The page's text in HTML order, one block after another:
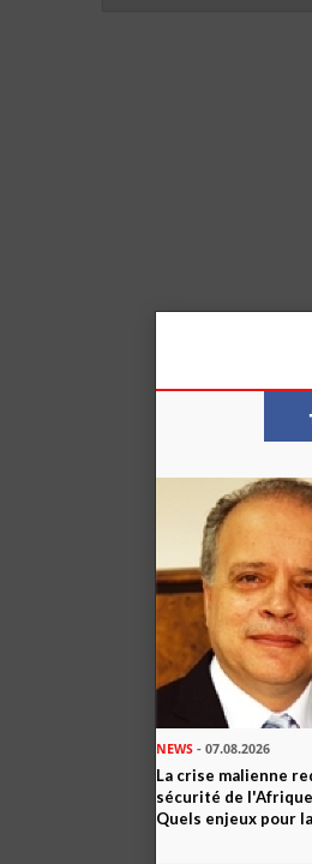
NEWS - 07.08.2026
La crise malienne
sécurité de
Quels enjeux pour